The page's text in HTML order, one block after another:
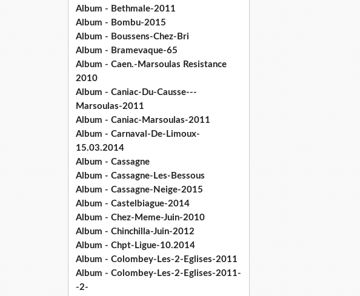
Album - Bethmale-2011
Album - Bombu-2015
Album - Boussens-Chez-Bri
Album - Bramevaque-65
Album - Caen.-Marsoulas Resistance
2010
Album - Caniac-Du-Causse---
Marsoulas-2011
Album - Caniac-Marsoulas-2011
Album - Carnaval-De-Limoux-
15.03.2014
Album - Cassagne
Album - Cassagne-Les-Bessous
Album - Cassagne-Neige-2015
Album - Castelbiague-2014
Album - Chez-Meme-Juin-2010
Album - Chinchilla-Juin-2012
Album - Chpt-Ligue-10.2014
Album - Colombey-Les-2-Eglises-2011
Album - Colombey-Les-2-Eglises-2011-
-2-